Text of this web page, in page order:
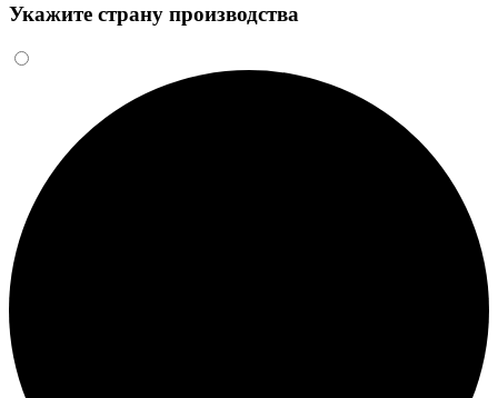
Укажите страну производства